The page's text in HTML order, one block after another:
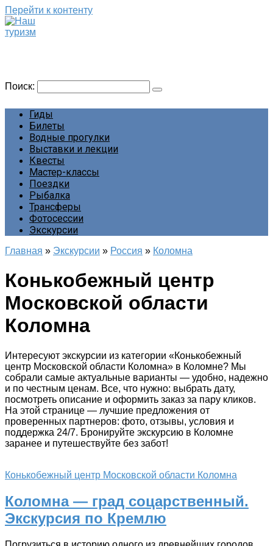
Перейти к контенту
Поиск:
Гиды
Билеты
Водные прогулки
Выставки и лекции
Квесты
Мастер-классы
Поездки
Рыбалка
Трансферы
Фотосессии
Экскурсии
Главная » Экскурсии » Россия » Коломна
Конькобежный центр
Московской области
Коломна
Интересуют экскурсии из категории «Конькобежный
центр Московской области Коломна» в Коломне? Мы
собрали самые актуальные варианты — удобно, надежно
и по честным ценам. Все, что нужно: выбрать дату,
посмотреть описание и оформить заказ за пару кликов.
На этой странице — лучшие предложения от
проверенных партнеров: фото, отзывы, условия и
поддержка 24/7. Бронируйте экскурсию в Коломне
заранее и путешествуйте без забот!
Конькобежный центр Московской области Коломна
Коломна — град соцарственный.
Экскурсия по Кремлю